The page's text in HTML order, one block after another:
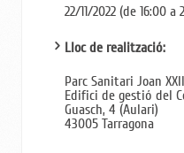
22/11/2022 (de 16:00 a
Lloc de realització:
Parc Sanitari Joan
Edifici de gestió del
Guasch, 4 (Aulari)
43005 Tarragona